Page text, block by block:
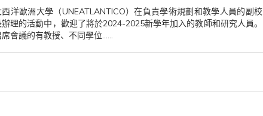
西洋歐洲大學（UNEATLANTICO）在負責學術規劃和教學人員的副校
理的活動中，歡迎了將於2024-2025新學年加入的教師和研究人員。
席會議的有教授、不同學位……